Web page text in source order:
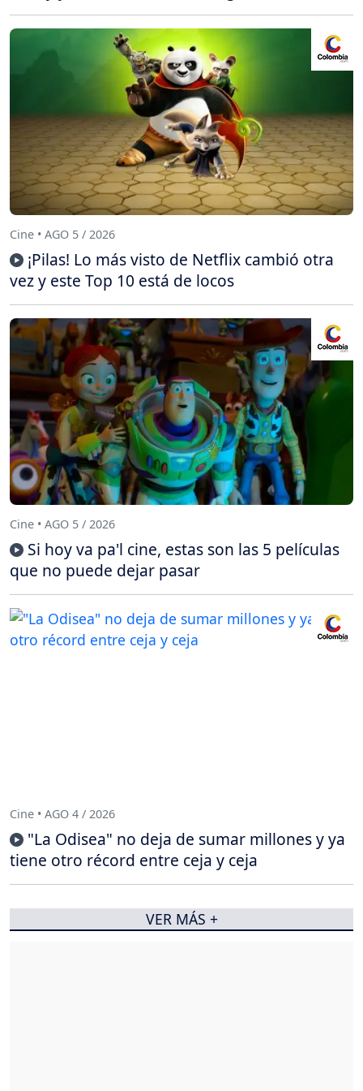
Cine • AGO 5 / 2026
¡Pilas! Lo más visto de Netflix cambió otra
vez y este Top 10 está de locos
Cine • AGO 5 / 2026
Si hoy va pa'l cine, estas son las 5 películas
que no puede dejar pasar
Cine • AGO 4 / 2026
"La Odisea" no deja de sumar millones y ya
tiene otro récord entre ceja y ceja
VER MÁS +